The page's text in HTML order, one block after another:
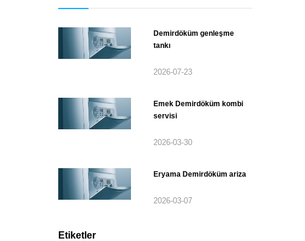
Demirdöküm genleşme
tankı
2026-07-23
Emek Demirdöküm kombi
servisi
2026-03-30
Eryama Demirdöküm ariza
2026-03-07
Etiketler